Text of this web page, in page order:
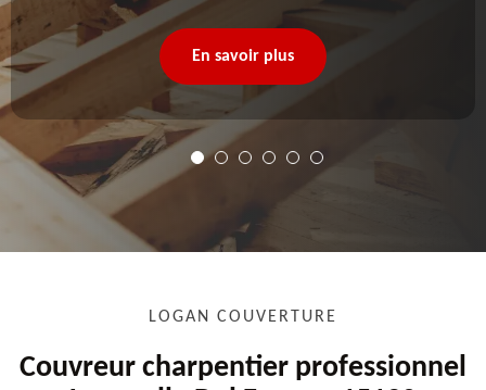
En savoir plus
LOGAN COUVERTURE
Couvreur charpentier professionnel